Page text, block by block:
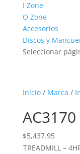
I Zone
O Zone
Accesorios
Discos y
Seleccionar
Inicio/ Marca /
AC3170
$5,437.95
TREADMILL –